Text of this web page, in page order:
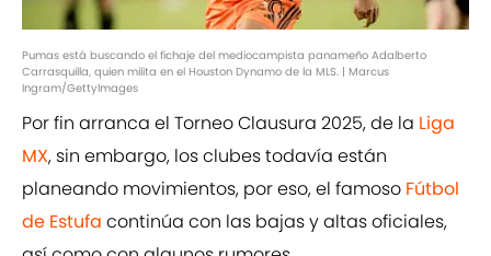
Pumas está buscando el fichaje del mediocampista panameño Adalberto
Carrasquilla, quien milita en el Houston Dynamo de la MLS. | Marcus
Ingram/GettyImages
Por fin arranca el Torneo Clausura 2025, de la Liga
MX, sin embargo, los clubes todavía están
planeando movimientos, por eso, el famoso Fútbol
de Estufa continúa con las bajas y altas oficiales,